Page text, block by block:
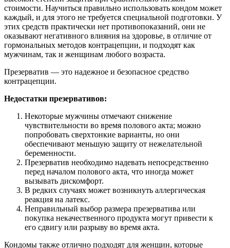
стоимости. Научиться правильно использовать кондом может
каждый, и для этого не требуется специальной подготовки. У
этих средств практически нет противопоказаний, они не
оказывают негативного влияния на здоровье, в отличие от
гормональных методов контрацепции, и подходят как
мужчинам, так и женщинам любого возраста.
Презерватив — это надежное и безопасное средство
контрацепции.
Недостатки презервативов:
Некоторые мужчины отмечают снижение
чувствительности во время полового акта; можно
попробовать сверхтонкие варианты, но они
обеспечивают меньшую защиту от нежелательной
беременности.
Презерватив необходимо надевать непосредственно
перед началом полового акта, что иногда может
вызывать дискомфорт.
В редких случаях может возникнуть аллергическая
реакция на латекс.
Неправильный выбор размера презерватива или
покупка некачественного продукта могут привести к
его сдвигу или разрыву во время акта.
Кондомы также отлично подходят для женщин, которые